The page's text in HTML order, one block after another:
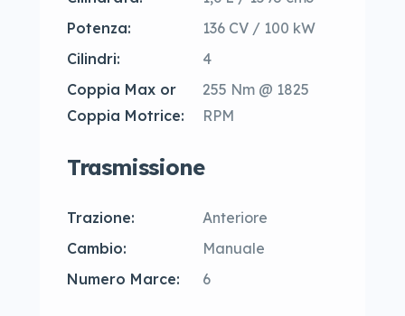
Potenza:
136 CV / 100 kW
Cilindri:
4
Coppia Max or
Coppia Motrice:
255 Nm @ 1825
RPM
Trasmissione
Trazione:
Anteriore
Cambio:
Manuale
Numero Marce:
6